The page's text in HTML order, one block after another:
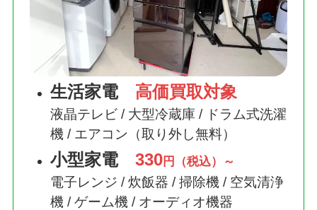
生活家電 高価買取対象
液晶テレビ / 大型冷蔵庫 / ドラム式洗濯
機 / エアコン（取り外し無料）
小型家電 330円（税込）～
電子レンジ / 炊飯器 / 掃除機 / 空気清浄
機 / ゲーム機 / オーディオ機器